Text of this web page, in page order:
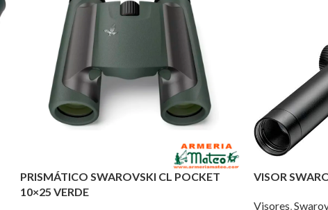
PRISMÁTICO SWAROVSKI CL POCKET
10×25 VERDE
VISOR
Visores,